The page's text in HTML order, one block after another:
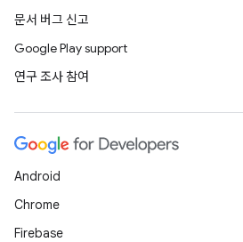
문서 버그 신고
Google Play support
연구 조사 참여
Android
Chrome
Firebase